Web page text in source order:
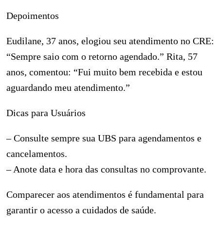
Depoimentos
Eudilane, 37 anos, elogiou seu atendimento no CRE:
“Sempre saio com o retorno agendado.” Rita, 57
anos, comentou: “Fui muito bem recebida e estou
aguardando meu atendimento.”
Dicas para Usuários
– Consulte sempre sua UBS para agendamentos e
cancelamentos.
– Anote data e hora das consultas no comprovante.
Comparecer aos atendimentos é fundamental para
garantir o acesso a cuidados de saúde.